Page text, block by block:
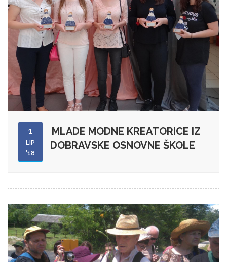
1
LIP
'18
MLADE MODNE KREATORICE IZ
DOBRAVSKE OSNOVNE ŠKOLE